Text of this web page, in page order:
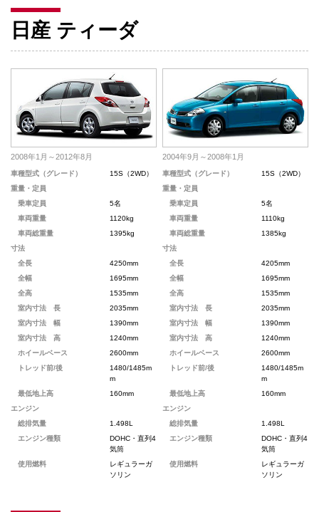
日産 ティーダ
2008年1月～2012年8月
車種型式（グレード）
15S（2WD）
重量・定員
乗車定員
5名
車両重量
1120kg
車両総重量
1395kg
寸法
全長
4250mm
全幅
1695mm
全高
1535mm
室内寸法 長
2035mm
室内寸法 幅
1390mm
室内寸法 高
1240mm
ホイールベース
2600mm
トレッド前/後
1480/1485m
m
最低地上高
160mm
エンジン
総排気量
1.498L
エンジン種類
DOHC・直列4
気筒
使用燃料
レギュラーガ
ソリン
2004年9月～2008年1月
車種型式（グレード）
15S（2WD）
重量・定員
乗車定員
5名
車両重量
1110kg
車両総重量
1385kg
寸法
全長
4205mm
全幅
1695mm
全高
1535mm
室内寸法 長
2035mm
室内寸法 幅
1390mm
室内寸法 高
1240mm
ホイールベース
2600mm
トレッド前/後
1480/1485m
m
最低地上高
160mm
エンジン
総排気量
1.498L
エンジン種類
DOHC・直列4
気筒
使用燃料
レギュラーガ
ソリン